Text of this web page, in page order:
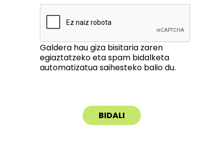
Galdera hau giza bisitaria zaren
egiaztatzeko eta spam bidalketa
automatizatua saihesteko balio du.